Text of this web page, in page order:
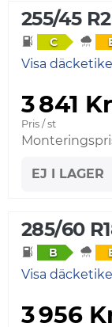
255/45
C
Visa
3 841 Kr
Pris / st
EJ I LAGER
285/60
B
Visa
3 956